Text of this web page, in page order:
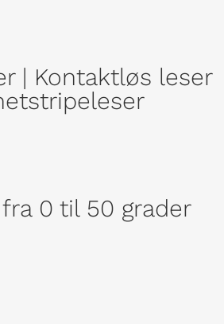
| Kontaktløs leser
0 til 50 grader